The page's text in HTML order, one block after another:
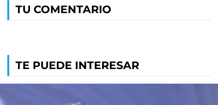
TU COMENTARIO
TE PUEDE INTERESAR